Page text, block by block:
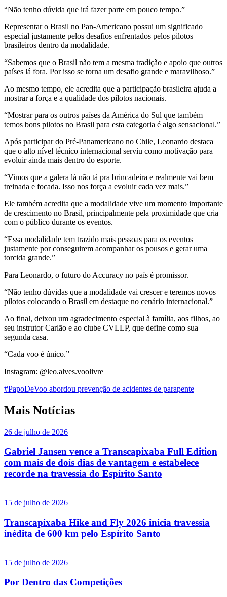
“Não tenho dúvida que irá fazer parte em pouco tempo.”
Representar o Brasil no Pan-Americano possui um significado
especial justamente pelos desafios enfrentados pelos pilotos
brasileiros dentro da modalidade.
“Sabemos que o Brasil não tem a mesma tradição e apoio que outros
países lá fora. Por isso se torna um desafio grande e maravilhoso.”
Ao mesmo tempo, ele acredita que a participação brasileira ajuda a
mostrar a força e a qualidade dos pilotos nacionais.
“Mostrar para os outros países da América do Sul que também
temos bons pilotos no Brasil para esta categoria é algo sensacional.”
Após participar do Pré-Panamericano no Chile, Leonardo destaca
que o alto nível técnico internacional serviu como motivação para
evoluir ainda mais dentro do esporte.
“Vimos que a galera lá não tá pra brincadeira e realmente vai bem
treinada e focada. Isso nos força a evoluir cada vez mais.”
Ele também acredita que a modalidade vive um momento importante
de crescimento no Brasil, principalmente pela proximidade que cria
com o público durante os eventos.
“Essa modalidade tem trazido mais pessoas para os eventos
justamente por conseguirem acompanhar os pousos e gerar uma
torcida grande.”
Para Leonardo, o futuro do Accuracy no país é promissor.
“Não tenho dúvidas que a modalidade vai crescer e teremos novos
pilotos colocando o Brasil em destaque no cenário internacional.”
Ao final, deixou um agradecimento especial à família, aos filhos, ao
seu instrutor Carlão e ao clube CVLLP, que define como sua
segunda casa.
“Cada voo é único.”
Instagram: @leo.alves.voolivre
#PapoDeVoo abordou prevenção de acidentes de parapente
Mais Notícias
26 de julho de 2026
Gabriel Jansen vence a Transcapixaba Full Edition
com mais de dois dias de vantagem e estabelece
recorde na travessia do Espírito Santo
15 de julho de 2026
Transcapixaba Hike and Fly 2026 inicia travessia
inédita de 600 km pelo Espírito Santo
15 de julho de 2026
Por Dentro das Competições